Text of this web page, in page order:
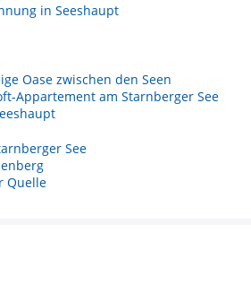
in Seeshaupt
Oase zwischen den Seen
Appartement am Starnberger See
See
Quelle